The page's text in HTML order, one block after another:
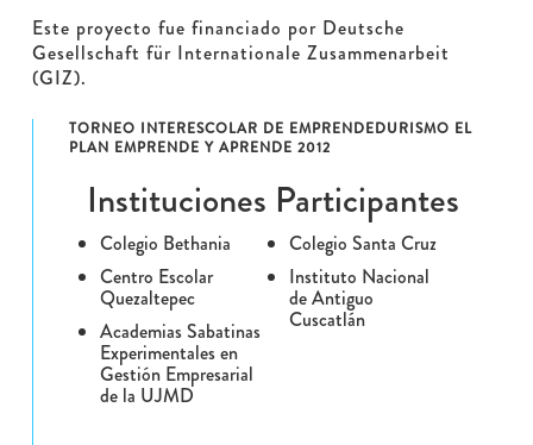
Este proyecto fue financiado por Deutsche
Gesellschaft für Internationale Zusammenarbeit
(GIZ).
TORNEO INTERESCOLAR DE EMPRENDEDURISMO EL
PLAN EMPRENDE Y APRENDE 2012
Instituciones Participantes
Colegio Bethania
Centro Escolar
Quezaltepec
Academias Sabatinas
Experimentales en
Gestión Empresarial
de la UJMD
Colegio Santa Cruz
Instituto Nacional
de Antiguo
Cuscatlán